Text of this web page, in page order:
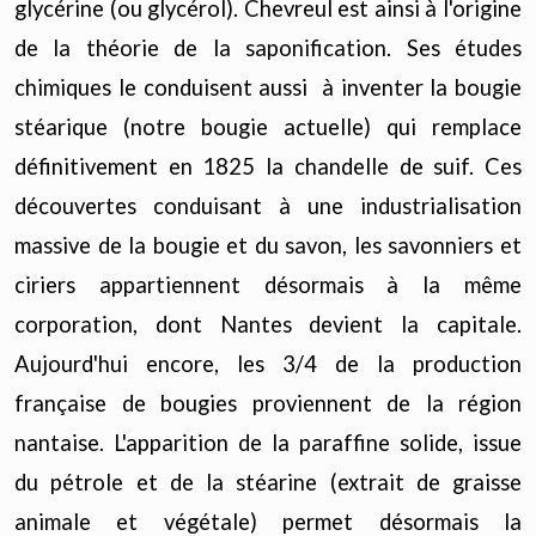
glycérine (ou glycérol). Chevreul est ainsi à l'origine
de la théorie de la saponification. Ses études
chimiques le conduisent aussi à inventer la bougie
stéarique (notre bougie actuelle) qui remplace
définitivement en 1825 la chandelle de suif. Ces
découvertes conduisant à une industrialisation
massive de la bougie et du savon, les savonniers et
ciriers appartiennent désormais à la même
corporation, dont Nantes devient la capitale.
Aujourd'hui encore, les 3/4 de la production
française de bougies proviennent de la région
nantaise. L'apparition de la paraffine solide, issue
du pétrole et de la stéarine (extrait de graisse
animale et végétale) permet désormais la